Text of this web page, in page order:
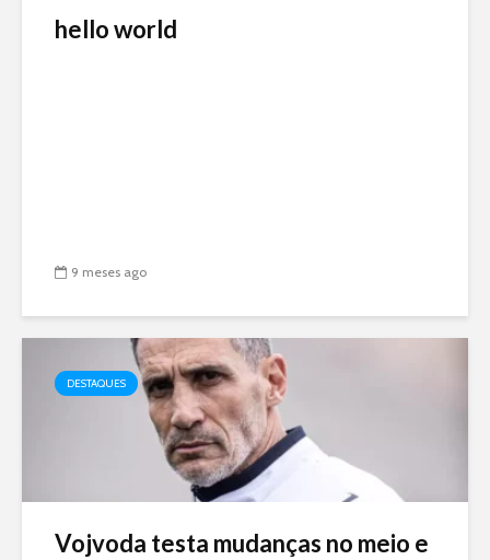
hello world
9 meses ago
DESTAQUES
Vojvoda testa mudanças no meio e